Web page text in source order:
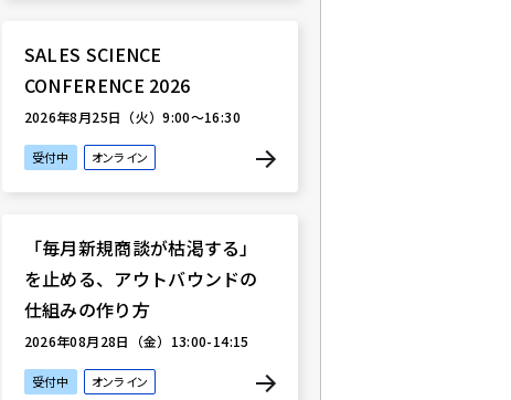
SALES SCIENCE
CONFERENCE 2026
2026年8月25日（火）9:00〜16:30
受付中 オンライン
「毎月新規商談が枯渇する」
を止める、アウトバウンドの
仕組みの作り方
2026年08月28日（金）13:00-14:15
受付中 オンライン